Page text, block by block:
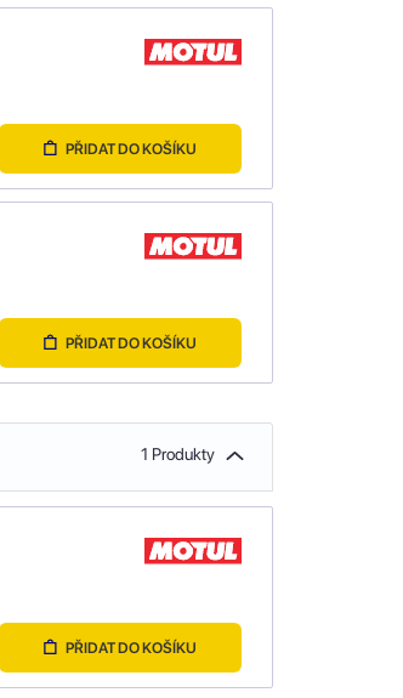
PŘIDAT DO KOŠÍKU
PŘIDAT DO KOŠÍKU
1 Produkty
PŘIDAT DO KOŠÍKU